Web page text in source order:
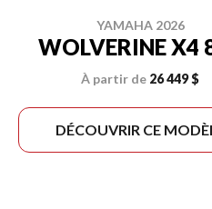
YAMAHA 2026
WOLVERINE X4
À partir de 26 449 $
DÉCOUVRIR CE